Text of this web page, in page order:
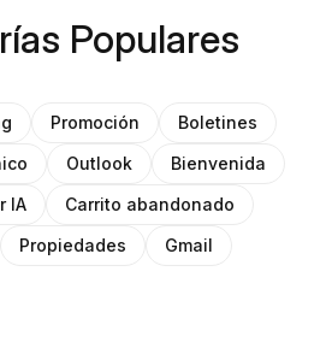
Populares
Promoción
Boletines
Outlook
Bienvenida
IA
Carrito abandonado
Propiedades Gmail